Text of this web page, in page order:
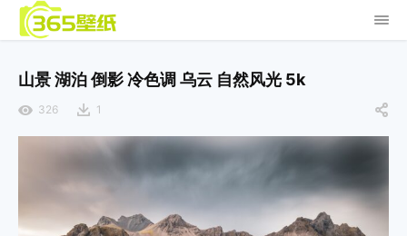
山景 湖泊 倒影 冷色调 乌云 自然风光 5k
326 1